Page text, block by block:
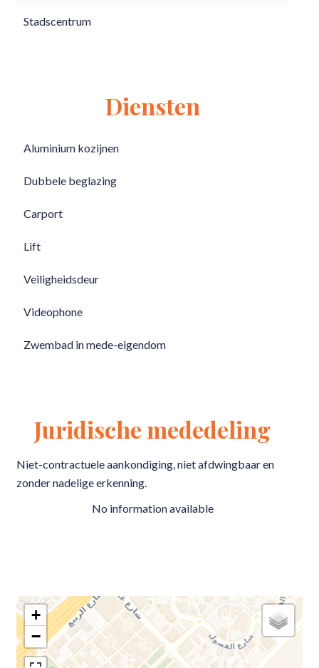
Stadscentrum
Diensten
Aluminium kozijnen
Dubbele beglazing
Carport
Lift
Veiligheidsdeur
Videophone
Zwembad in mede-eigendom
Juridische mededeling
Niet-contractuele aankondiging, niet afdwingbaar en
zonder nadelige erkenning.
No information available
+
−